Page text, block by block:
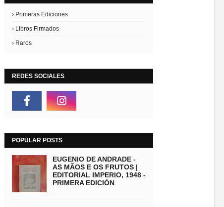
Primeras Ediciones
Libros Firmados
Raros
REDES SOCIALES
POPULAR POSTS
EUGENIO DE ANDRADE -
AS MÃOS E OS FRUTOS |
EDITORIAL IMPERIO, 1948 -
PRIMERA EDICIÓN